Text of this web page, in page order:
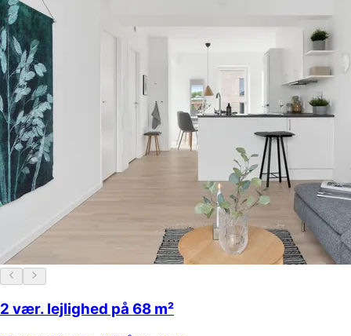
2 vær. lejlighed på 68 m²